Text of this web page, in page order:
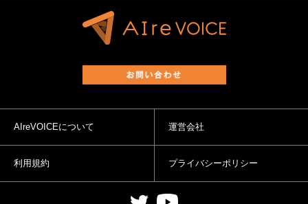
AIreVOICEについて 運営会社
利用規約 プライバシーポリシー